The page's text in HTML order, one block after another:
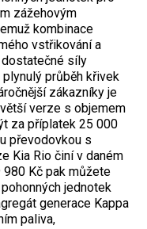
zážehovým
kombinace
vstřikování a
síly
průběh křivek
zákazníky je
verze s objemem
za příplatek 25 000
převodovkou s
Kia Rio činí v daném
980 Kč pak můžete
jednotek
generace Kappa
paliva,